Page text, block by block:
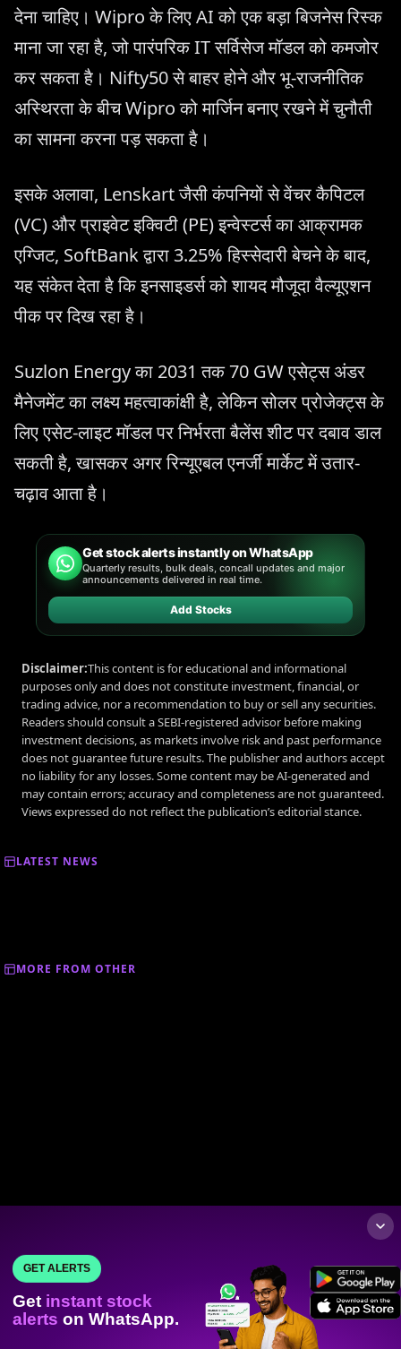
देना चाहिए। Wipro के लिए AI को एक बड़ा बिजनेस रिस्क
माना जा रहा है, जो पारंपरिक IT सर्विसेज मॉडल को कमजोर
कर सकता है। Nifty50 से बाहर होने और भू-राजनीतिक
अस्थिरता के बीच Wipro को मार्जिन बनाए रखने में चुनौती
का सामना करना पड़ सकता है।
इसके अलावा, Lenskart जैसी कंपनियों से वेंचर कैपिटल
(VC) और प्राइवेट इक्विटी (PE) इन्वेस्टर्स का आक्रामक
एग्जिट, SoftBank द्वारा 3.25% हिस्सेदारी बेचने के बाद,
यह संकेत देता है कि इनसाइडर्स को शायद मौजूदा वैल्यूएशन
पीक पर दिख रहा है।
Suzlon Energy का 2031 तक 70 GW एसेट्स अंडर
मैनेजमेंट का लक्ष्य महत्वाकांक्षी है, लेकिन सोलर प्रोजेक्ट्स के
लिए एसेट-लाइट मॉडल पर निर्भरता बैलेंस शीट पर दबाव डाल
सकती है, खासकर अगर रिन्यूएबल एनर्जी मार्केट में उतार-
चढ़ाव आता है।
Get stock alerts instantly on WhatsApp
Quarterly results, bulk deals, concall updates and major
announcements delivered in real time.
Add Stocks
Disclaimer:This content is for educational and informational
purposes only and does not constitute investment, financial, or
trading advice, nor a recommendation to buy or sell any securities.
Readers should consult a SEBI-registered advisor before making
investment decisions, as markets involve risk and past performance
does not guarantee future results. The publisher and authors accept
no liability for any losses. Some content may be AI-generated and
may contain errors; accuracy and completeness are not guaranteed.
Views expressed do not reflect the publication’s editorial stance.
LATEST NEWS
MORE FROM OTHER
GET ALERTS
Get instant stock
alerts on WhatsApp.